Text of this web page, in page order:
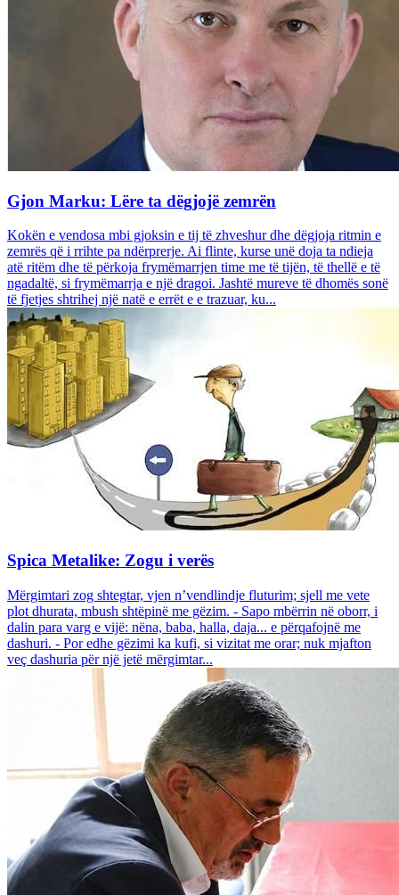
Gjon Marku: Lëre ta dëgjojë zemrën
Kokën e vendosa mbi gjoksin e tij të zhveshur dhe dëgjoja ritmin e
zemrës që i rrihte pa ndërprerje. Ai flinte, kurse unë doja ta ndieja
atë ritëm dhe të përkoja frymëmarrjen time me të tijën, të thellë e të
ngadaltë, si frymëmarrja e një dragoi. Jashtë mureve të dhomës sonë
të fjetjes shtrihej një natë e errët e e trazuar, ku...
Spica Metalike: Zogu i verës
Mërgimtari zog shtegtar, vjen n’vendlindje fluturim; sjell me vete
plot dhurata, mbush shtëpinë me gëzim. - Sapo mbërrin në oborr, i
dalin para varg e vijë: nëna, baba, halla, daja... e përqafojnë me
dashuri. - Por edhe gëzimi ka kufi, si vizitat me orar; nuk mjafton
veç dashuria për një jetë mërgimtar...